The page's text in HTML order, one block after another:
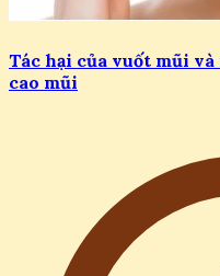
Tác hại của vuốt mũi
cao mũi